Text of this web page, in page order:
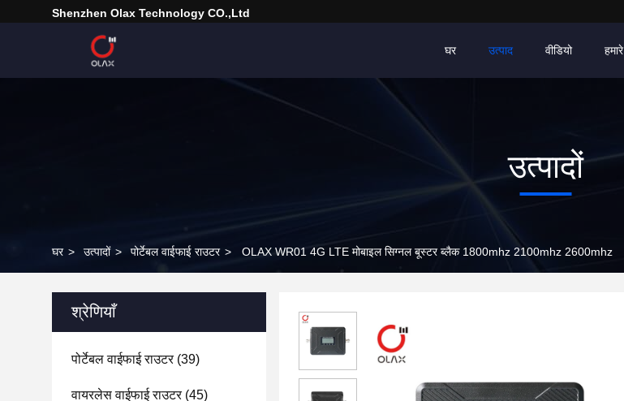
Shenzhen Olax Technology CO.,Ltd
घर उत्पाद वीडियो
उत्पादों
घर > उत्पादों > पोर्टेबल वाईफाई राउटर > OLAX WR01 4G LTE मोबाइल सिग्नल बूस्टर ब्लैक 1800mhz 2100mhz 2600mhz
श्रेणियाँ
पोर्टेबल वाईफाई राउटर(39)
वायरलेस वाईफाई राउटर(45)